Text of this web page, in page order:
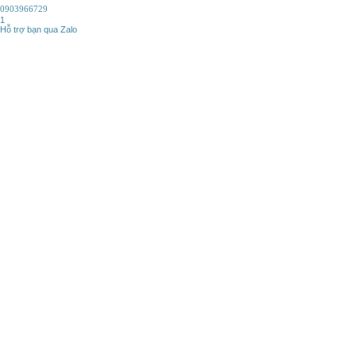
0903966729
1
Hỗ trợ bạn qua Zalo